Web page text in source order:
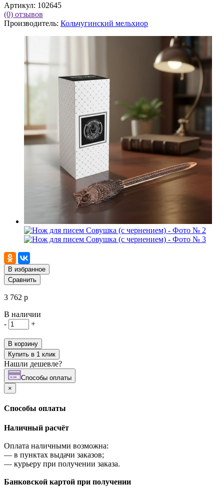
Артикул: 102645
(0) отзывов
Производитель: Кольчугинский мельхиор
В избранное
Сравнить
3 762 р
В наличии
-
+
В корзину
Купить в 1 клик
Нашли дешевле?
Cпособы оплаты
×
Cпособы оплаты
Наличный расчёт
Оплата наличными возможна:
— в пунктах выдачи заказов;
— курьеру при получении заказа.
Банковской картой при получении